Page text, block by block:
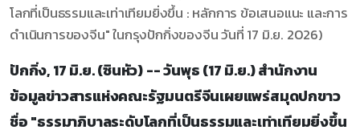
โลกที่เป็นธรรมและเท่าเทียมยิ่งขึ้น : หลักการ ข้อเสนอแนะ และการ
ดำเนินการของจีน" ในกรุงปักกิ่งของจีน วันที่ 17 มิ.ย. 2026)
ปักกิ่ง, 17 มิ.ย. (ซินหัว) -- วันพุธ (17 มิ.ย.) สำนักงาน
ข้อมูลข่าวสารแห่งคณะรัฐมนตรีจีนเผยแพร่สมุดปกขาว
ชื่อ "ธรรมาภิบาลระดับโลกที่เป็นธรรมและเท่าเทียมยิ่งขึ้น